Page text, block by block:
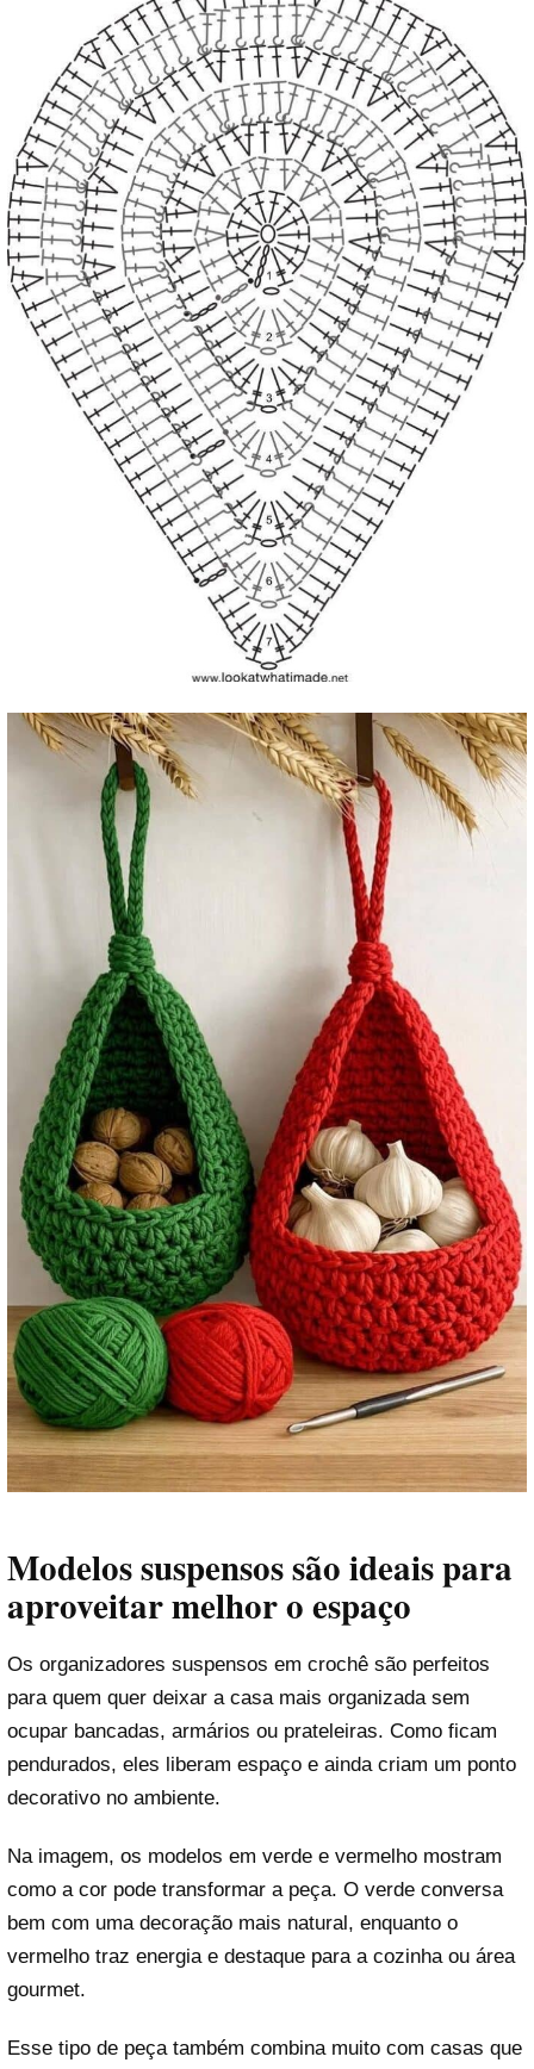
Modelos suspensos são ideais para
aproveitar melhor o espaço
Os organizadores suspensos em crochê são perfeitos
para quem quer deixar a casa mais organizada sem
ocupar bancadas, armários ou prateleiras. Como ficam
pendurados, eles liberam espaço e ainda criam um ponto
decorativo no ambiente.
Na imagem, os modelos em verde e vermelho mostram
como a cor pode transformar a peça. O verde conversa
bem com uma decoração mais natural, enquanto o
vermelho traz energia e destaque para a cozinha ou área
gourmet.
Esse tipo de peça também combina muito com casas que